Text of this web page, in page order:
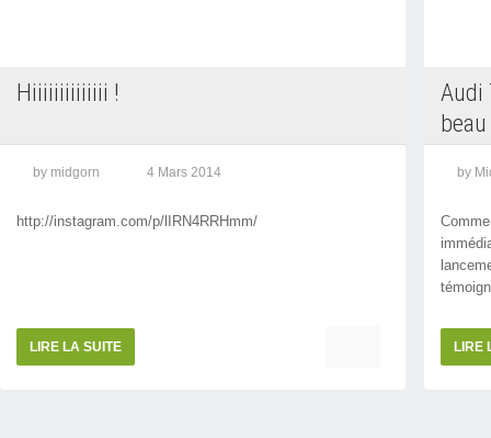
Hiiiiiiiiiiiiii !
by midgorn 4 Mars 2014
http://instagram.com/p/lIRN4RRHmm/
LIRE LA SUITE
Audi
beau
by
LIRE